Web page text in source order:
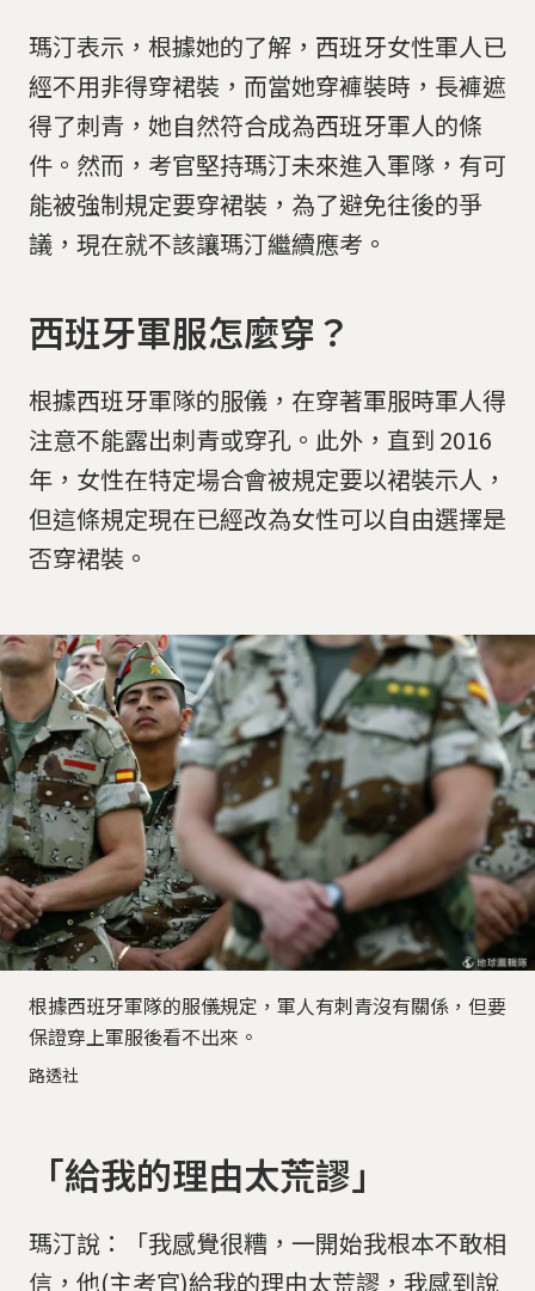
瑪汀表示，根據她的了解，西班牙女性軍人已
經不用非得穿裙裝，而當她穿褲裝時，長褲遮
得了刺青，她自然符合成為西班牙軍人的條
件。然而，考官堅持瑪汀未來進入軍隊，有可
能被強制規定要穿裙裝，為了避免往後的爭
議，現在就不該讓瑪汀繼續應考。
西班牙軍服怎麼穿？
根據西班牙軍隊的服儀，在穿著軍服時軍人得
注意不能露出刺青或穿孔。此外，直到 2016
年，女性在特定場合會被規定要以裙裝示人，
但這條規定現在已經改為女性可以自由選擇是
否穿裙裝。
根據西班牙軍隊的服儀規定，軍人有刺青沒有關係，但要
保證穿上軍服後看不出來。
路透社
「給我的理由太荒謬」
瑪汀說：「我感覺很糟，一開始我根本不敢相
信，他(主考官)給我的理由太荒謬，我感到說